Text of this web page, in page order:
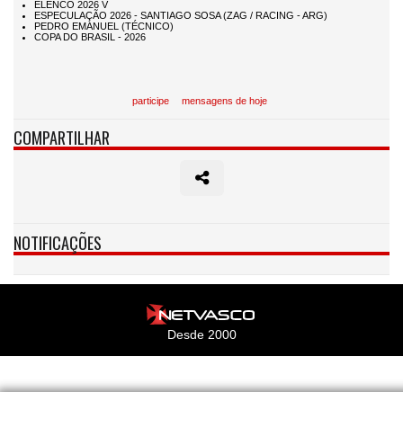
participe mensagens de hoje
COMPARTILHAR
NOTIFICAÇÕES
Desde 2000